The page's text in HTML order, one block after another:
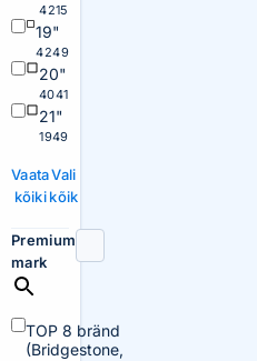
4215
19"
4249
20"
4041
21"
1949
Vaata
kõiki
Vali
kõik
Premium
mark
TOP 8 bränd
(Bridgestone,